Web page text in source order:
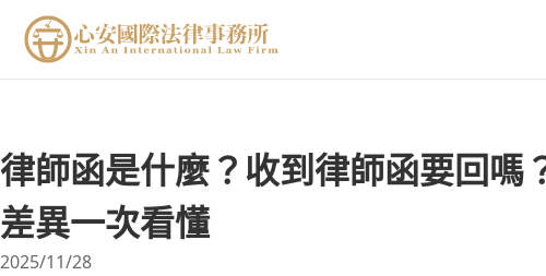
律師函是什麼？收到律師函要回嗎
差異一次看懂
2025/11/28